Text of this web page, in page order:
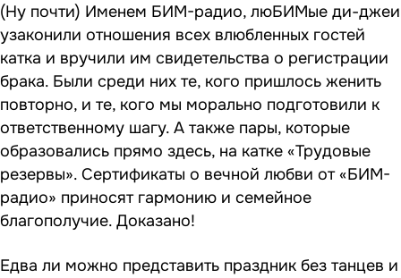
(Ну почти) Именем БИМ-радио, люБИМые ди-джеи
узаконили отношения всех влюбленных гостей
катка и вручили им свидетельства о регистрации
брака. Были среди них те, кого пришлось женить
повторно, и те, кого мы морально подготовили к
ответственному шагу. А также пары, которые
образовались прямо здесь, на катке «Трудовые
резервы». Сертификаты о вечной любви от «БИМ-
радио» приносят гармонию и семейное
благополучие. Доказано!
Едва ли можно представить праздник без танцев и